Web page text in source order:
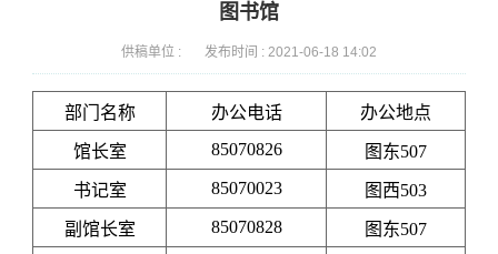
图书馆
供稿单位 : 发布时间 : 2021-06-18 14:02
部门名称 办公电话 办公地点
馆长室 85070826 图东507
书记室 85070023 图西503
副馆长室 85070828 图东507